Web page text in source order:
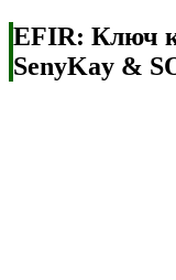
EFIR: Ключ
SenyKay &